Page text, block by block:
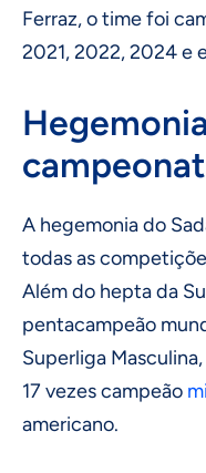
Ferraz, o time foi
2021, 2022, 2024 e
A hegemonia do
todas as
Além do hepta da
pentacampeão
Superliga
17 vezes campeão
americano.